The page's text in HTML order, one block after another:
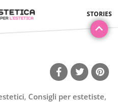
, Consigli per estetiste,